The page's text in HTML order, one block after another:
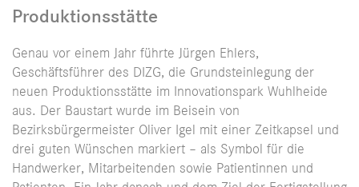
Produktionsstätte
Genau vor einem Jahr führte Jürgen Ehlers,
Geschäftsführer des DIZG, die Grundsteinlegung der
neuen Produktionsstätte im Innovationspark Wuhlheide
aus. Der Baustart wurde im Beisein von
Bezirksbürgermeister Oliver Igel mit einer Zeitkapsel und
drei guten Wünschen markiert – als Symbol für die
Handwerker, Mitarbeitenden sowie Patientinnen und